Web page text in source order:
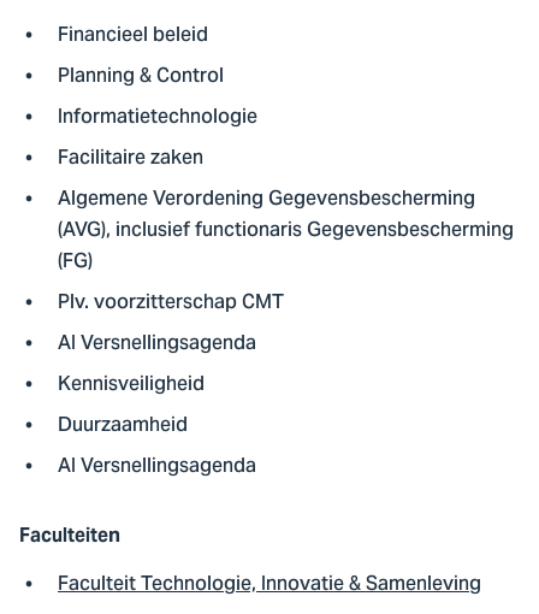
Financieel beleid
Planning & Control
Informatietechnologie
Facilitaire zaken
Algemene Verordening Gegevensbescherming
(AVG), inclusief functionaris Gegevensbescherming
(FG)
Plv. voorzitterschap CMT
AI Versnellingsagenda
Kennisveiligheid
Duurzaamheid
AI Versnellingsagenda
Faculteiten
Faculteit Technologie, Innovatie & Samenleving